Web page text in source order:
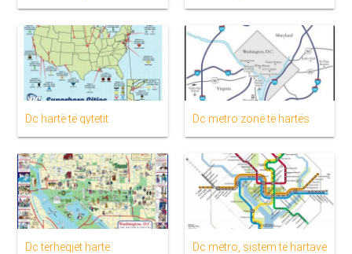
Dc hartë të qytetit Dc metro zonë të hartës
Dc tërheqjet hartë Dc metro, sistem të hartave